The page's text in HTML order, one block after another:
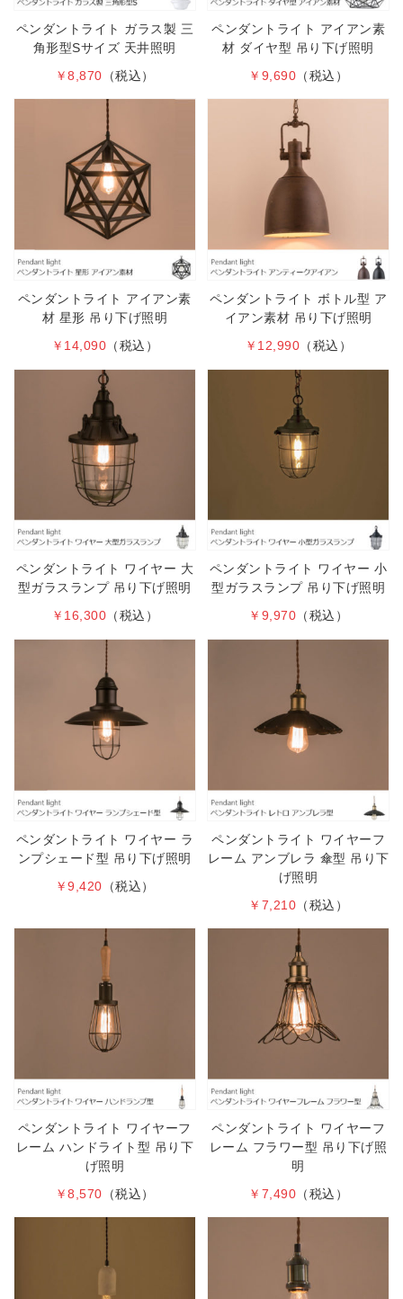
ペンダントライト ガラス製 三
角形型Sサイズ 天井照明
￥8,870 （税込）
ペンダントライト アイアン素
材 ダイヤ型 吊り下げ照明
￥9,690 （税込）
ペンダントライト アイアン素
材 星形 吊り下げ照明
￥14,090 （税込）
ペンダントライト ボトル型 ア
イアン素材 吊り下げ照明
￥12,990 （税込）
ペンダントライト ワイヤー 大
型ガラスランプ 吊り下げ照明
￥16,300 （税込）
ペンダントライト ワイヤー 小
型ガラスランプ 吊り下げ照明
￥9,970 （税込）
ペンダントライト ワイヤー ラ
ンプシェード型 吊り下げ照明
￥9,420 （税込）
ペンダントライト ワイヤーフ
レーム アンブレラ 傘型 吊り下
げ照明
￥7,210 （税込）
ペンダントライト ワイヤーフ
レーム ハンドライト型 吊り下
げ照明
￥8,570 （税込）
ペンダントライト ワイヤーフ
レーム フラワー型 吊り下げ照
明
￥7,490 （税込）